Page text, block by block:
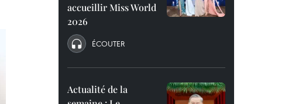
accueillir Miss World
2026
ÉCOUTER
Actualité de la